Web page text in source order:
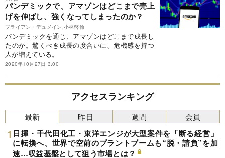
パンデミックで、アマゾンはどこまで売上
げを伸ばし、強くなってしまったのか？
ブライアン・デュメイン,小林啓倫
パンデミックを通じ、アマゾンはどこまで成長し
たのか。驚くべき成長の度合いに、危機感を持つ
人が増えている。
2020年10月27日 3:00
アクセスランキング
最新
日揮・千代田化工・東洋エンジが大型案件を「断る経営」
に転換へ、世界で空前のプラントブームも“脱・請負”を加
速…収益基盤として狙う市場とは？
昨日 週間 会員